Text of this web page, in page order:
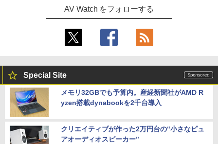
AV Watch をフォローする
Special Site
メモリ32GBでも予算内。産経新聞社がAMD R
yzen搭載dynabookを2千台導入
クリエイティブが作った2万円台の“小さなピュ
アオーディオスピーカー”